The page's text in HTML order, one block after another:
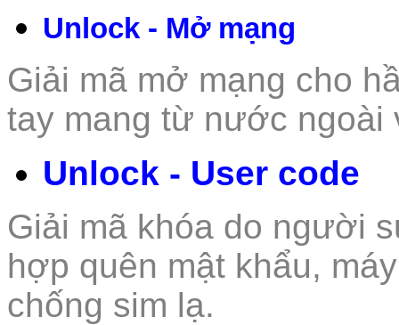
Unlock - Mở mạng
Giải mã mở mạng cho
tay mang từ nước ngoài
Unlock - User code
Giải mã khóa do người
hợp quên mật khẩu,
chống sim lạ.